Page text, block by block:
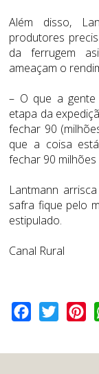
Além disso,
produtores
da ferrugem
ameaçam o
– O que a
etapa da
fechar 90
que a coisa
fechar 90
Lantmann
safra fique pelo
estipulado.
Canal Rural
Facebook
Twitter